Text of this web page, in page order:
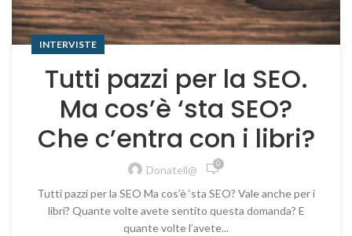
INTERVISTE
Tutti pazzi per la SEO.
Ma cos’è ‘sta SEO?
Che c’entra con i libri?
Donatell@ 0
Tutti pazzi per la SEO Ma cos’è ‘sta SEO? Vale anche per i
libri? Quante volte avete sentito questa domanda? E
quante volte l’avete...